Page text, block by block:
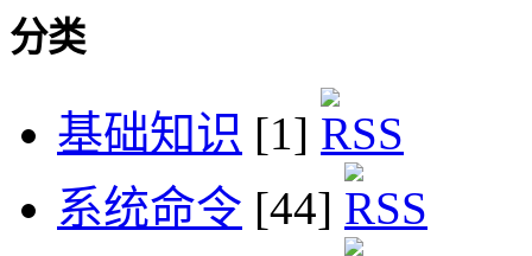
分类
基础知识 [1]
系统命令 [44]